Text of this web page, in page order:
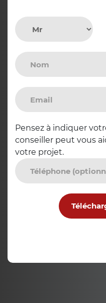
Pensez à indiquer
conseiller peut vous
votre projet.